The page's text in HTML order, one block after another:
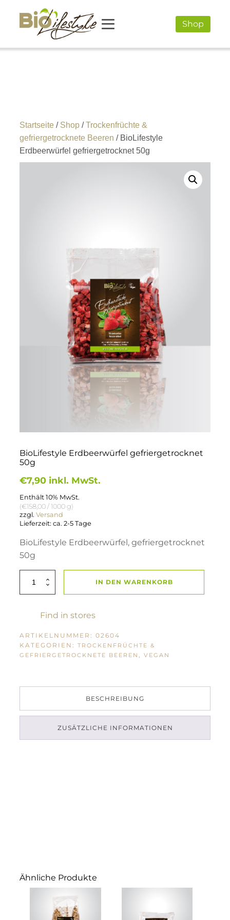
Shop
Startseite / Shop / Trockenfrüchte &
gefriergetrocknete Beeren / BioLifestyle
Erdbeerwürfel gefriergetrocknet 50g
BioLifestyle Erdbeerwürfel gefriergetrocknet
50g
€7,90 inkl. MwSt.
Enthält 10% MwSt.
(€158,00/ 1000 g)
zzgl.Versand
Lieferzeit: ca. 2-5 Tage
BioLifestyle Erdbeerwürfel, gefriergetrocknet
50g
Erdbeerwürfel
50g
IN DEN WARENKORB
Find in stores
ARTIKELNUMMER:02604
KATEGORIEN:TROCKENFRÜCHTE &
GEFRIERGETROCKNETE BEEREN
,VEGAN
BESCHREIBUNG
ZUSÄTZLICHE INFORMATIONEN
Ähnliche Produkte